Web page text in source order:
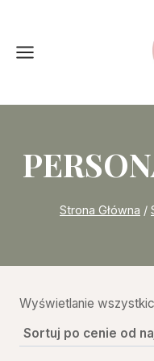
treści
Strona Główna /
Wyświetlanie